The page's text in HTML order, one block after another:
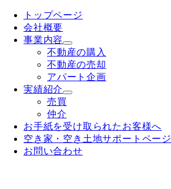
トップページ
会社概要
事業内容
不動産の購入
不動産の売却
アパート企画
実績紹介
売買
仲介
お手紙を受け取られたお客様へ
空き家・空き土地サポートページ
お問い合わせ